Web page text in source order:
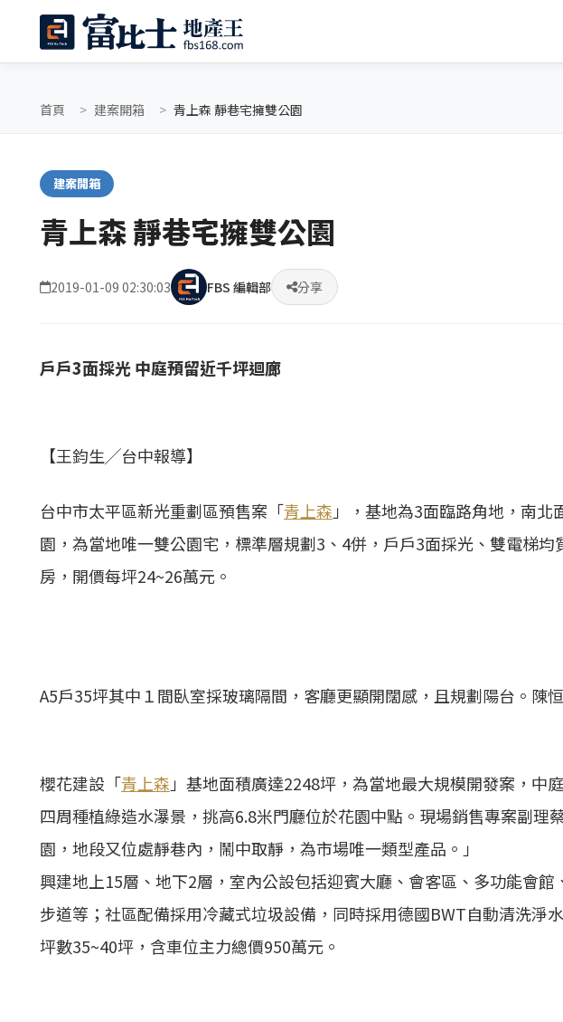
首頁 建案開箱 青上森 靜巷宅擁雙公園
建案開箱
青上森 靜巷宅擁雙公園
2019-01-09 02:30:03 FBS 編輯部 分享
戶戶3面採光 中庭預留近千坪迴廊
【王鈞生╱台中報導】
台中市太平區新光重劃區預售案「青上森 」，基地為3面臨路角地，南
園，為當地唯一雙公園宅，標準層規劃3、4併，戶戶3面採光、雙電梯
房，開價每坪24~26萬元。
A5戶35坪其中１間臥室採玻璃隔間，客廳更顯開闊感，且規劃陽台。陳
櫻花建設「青上森 」基地面積廣達2248坪，為當地最大規模開發案，中
四周種植綠造水瀑景，挑高6.8米門廳位於花園中點。現場銷售專案副理
園，地段又位處靜巷內，鬧中取靜，為市場唯一類型產品。」
興建地上15層、地下2層，室內公設包括迎賓大廳、會客區、多功能會
步道等；社區配備採用冷藏式垃圾設備，同時採用德國BWT自動清洗淨
坪數35~40坪，含車位主力總價950萬元。